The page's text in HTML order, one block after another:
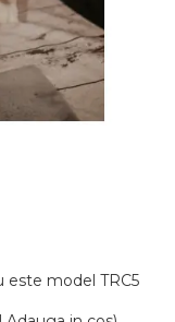
este model TRC5